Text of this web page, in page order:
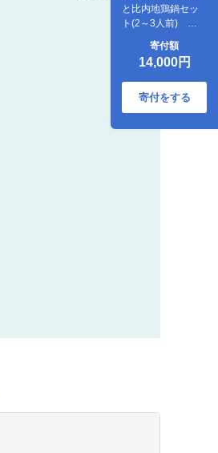
と比内地鶏鍋セッ
ト(2～3人前)
70P1523【山王食
品(株)】
寄付額
14,000円
寄付をする